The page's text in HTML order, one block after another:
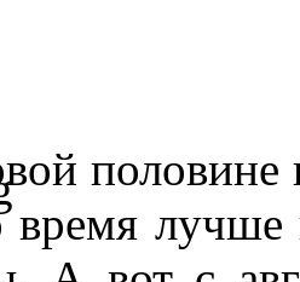
половине
время лучше